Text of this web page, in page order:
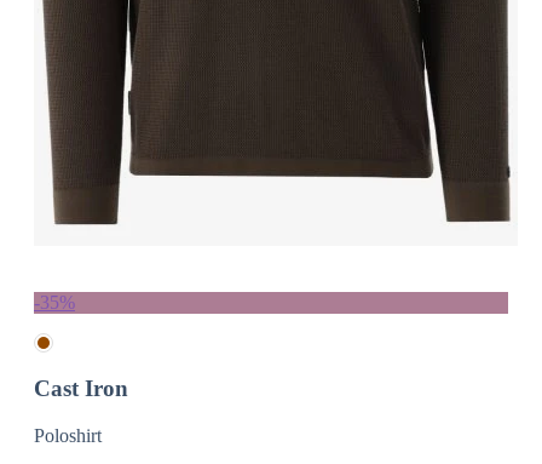
-35%
Cast Iron
Poloshirt